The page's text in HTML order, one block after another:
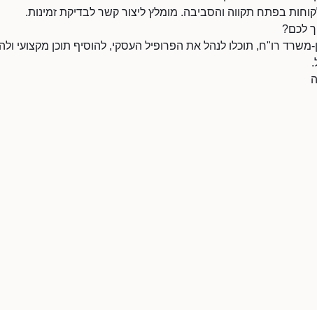
בפתח תקווה והסביבה. מומלץ ליצור קשר לבדיקת זמינות.
לכם?
רו"ח, תוכלו לנהל את הפרופיל העסקי, להוסיף תוכן מקצועי